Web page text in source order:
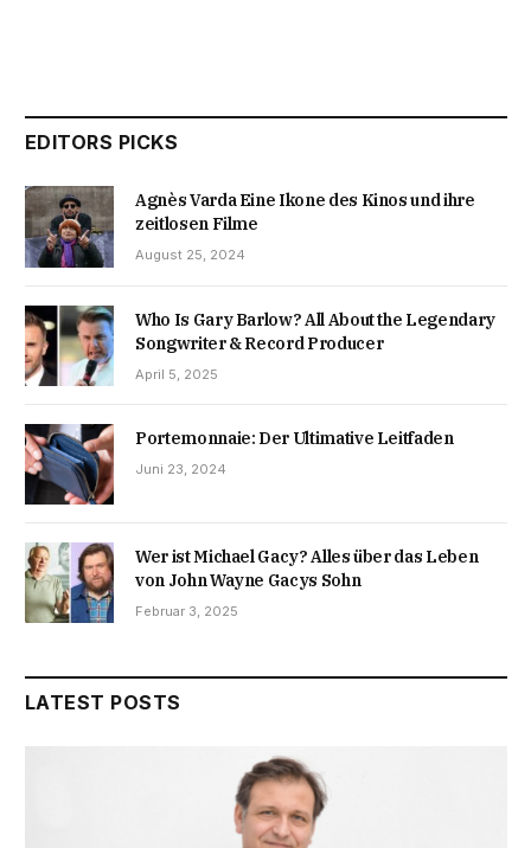
EDITORS PICKS
Agnès Varda Eine Ikone des Kinos und ihre
zeitlosen Filme
August 25, 2024
Who Is Gary Barlow? All About the Legendary
Songwriter & Record Producer
April 5, 2025
Portemonnaie: Der Ultimative Leitfaden
Juni 23, 2024
Wer ist Michael Gacy? Alles über das Leben
von John Wayne Gacys Sohn
Februar 3, 2025
LATEST POSTS